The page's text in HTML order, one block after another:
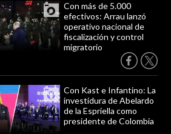
Con más de 5.000
efectivos: Arrau lanzó
operativo nacional de
fiscalización y control
migratorio
Con Kast e Infantino: La
investidura de Abelardo
de la Espriella como
presidente de Colombia